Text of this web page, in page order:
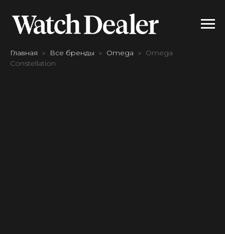
Главная Все бренды Omega
Omega
Constellation